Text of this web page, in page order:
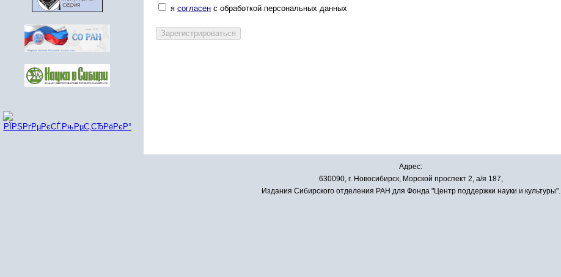
я согласен с обработкой персональных данных
Адрес:
630090, г. Новосибирск, Морской проспект 2, а/я 187,
Издания Сибирского отделения РАН для Фонда "Центр поддержки науки и культуры".